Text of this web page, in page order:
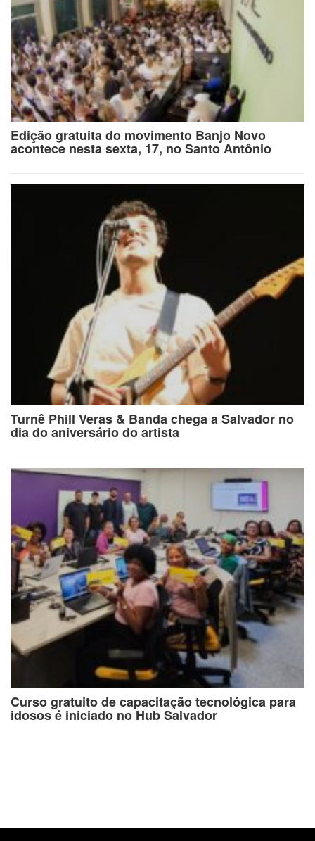
Edição gratuita do movimento Banjo Novo
acontece nesta sexta, 17, no Santo Antônio
Turnê Phill Veras & Banda chega a Salvador no
dia do aniversário do artista
Curso gratuito de capacitação tecnológica para
idosos é iniciado no Hub Salvador